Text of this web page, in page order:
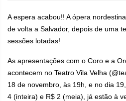
A espera acabou!! A ópera
de volta a Salvador, depois de uma
sessões lotadas!
As apresentações com o Coro e a
acontecem no Teatro Vila Velha
18 de novembro, às 19h, e no dia
4 (inteira) e R$ 2 (meia), já estão à